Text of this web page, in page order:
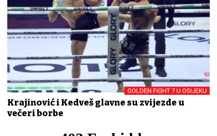
GOLDEN FIGHT 7 U OSIJEKU
Krajinović i Kedveš glavne su zvijezde u
večeri borbe